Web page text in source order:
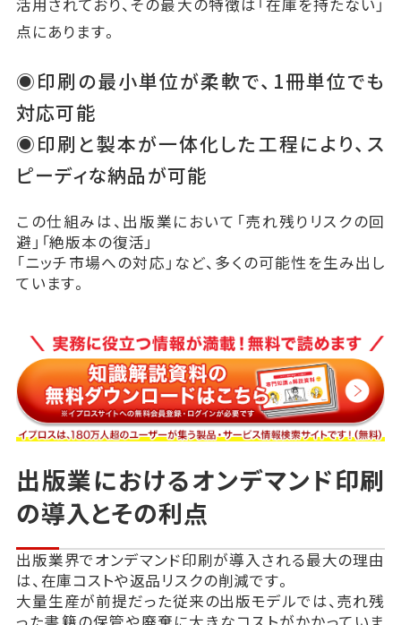
点にあります。
◉印刷の最小単位が柔軟で、1冊単位でも
対応可能
◉印刷と製本が一体化した工程により、ス
ピーディな納品が可能
この仕組みは、出版業において「売れ残りリスクの回
避」「絶版本の復活」
「ニッチ市場への対応」など、多くの可能性を生み出し
ています。
出版業におけるオンデマンド印刷
の導入とその利点
出版業界でオンデマンド印刷が導入される最大の理由
は、在庫コストや返品リスクの削減です。
大量生産が前提だった従来の出版モデルでは、売れ残